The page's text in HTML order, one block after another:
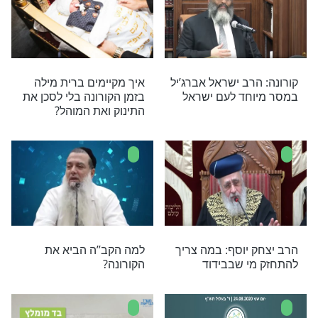
והחיסונים - הקורונה מתגברת מיום ליום,
ומפילה חללים רבים. מה הקב''ה רוצה מאיתנו
רוזנבלום במסר מצמרר, צפו